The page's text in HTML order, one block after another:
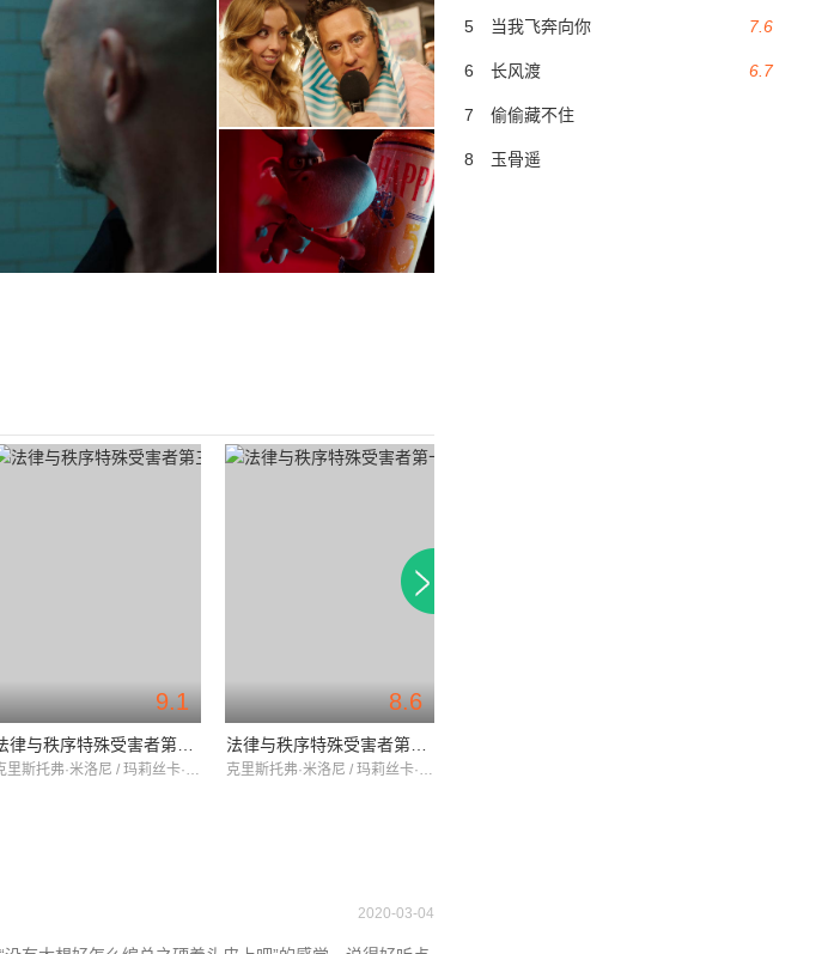
7.6
5 当我飞奔向你
6.7
6 长风渡
7 偷偷藏不住
8 玉骨遥
9.1
克里斯托弗·米洛尼 / 玛莉丝卡·哈吉塔 / 理查德·贝尔泽
8.6
克里斯托弗·米洛尼 / 玛莉丝卡·哈吉塔 / RichardBelzer
2020-03-04